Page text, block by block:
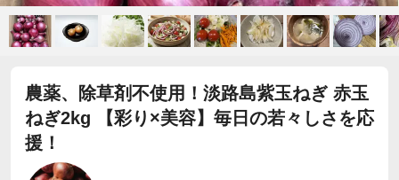
農薬、除草剤不使用！淡路島紫玉ねぎ 赤玉
ねぎ2kg 【彩り×美容】毎日の若々しさを応
援！